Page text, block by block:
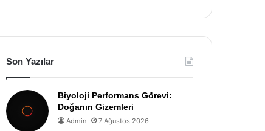
Son Yazılar
Biyoloji Performans Görevi:
Doğanın Gizemleri
Admin 7 Ağustos 2026